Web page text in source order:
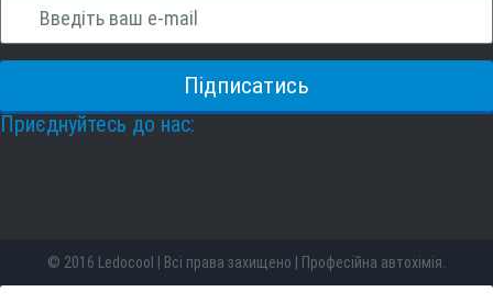
Приєднуйтесь до нас:
© 2016 Ledocool | Всі права захищено | Професійна автохімія.